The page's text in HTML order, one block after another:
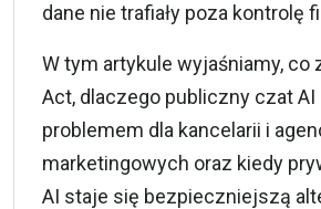
dane nie trafiały poza kontrolę
W tym artykule wyjaśniamy, co
Act, dlaczego publiczny czat
problemem dla kancelarii i
marketingowych oraz kiedy
AI staje się bezpieczniejszą